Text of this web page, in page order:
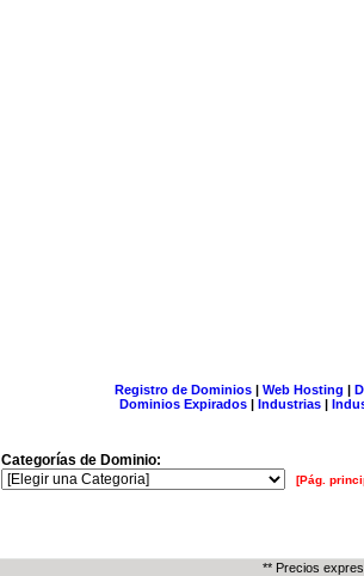
Registro de Dominios| Web Hosting |
Dominios Expirados | Industrias |
Categorías de Dominio:
[Pág.
** Precios